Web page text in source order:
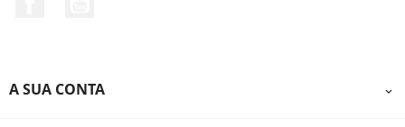
A SUA CONTA 